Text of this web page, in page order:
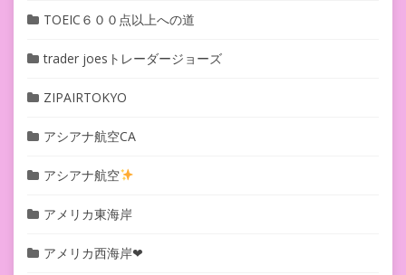
TOEIC６００点以上への道
trader joesトレーダージョーズ
ZIPAIRTOKYO
アシアナ航空CA
アシアナ航空
アメリカ東海岸
アメリカ西海岸❤︎